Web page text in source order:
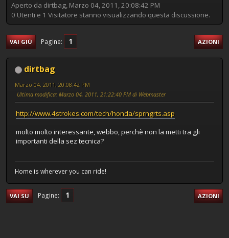
Aperto da dirtbag, Marzo 04, 2011, 20:08:42 PM
0 Utenti e 1 Visitatore stanno visualizzando questa discussione.
VAI GIÙ Pagine 1 AZIONI
dirtbag
Marzo 04, 2011, 20:08:42 PM
Ultima modifica: Marzo 04, 2011, 21:22:40 PM di Webmaster
http://www.4strokes.com/tech/honda/sprngrts.asp
molto molto interessante, webbo, perchè non la metti tra gli
importanti della sez tecnica?
Home is wherever you can ride!
VAI SU Pagine 1 AZIONI